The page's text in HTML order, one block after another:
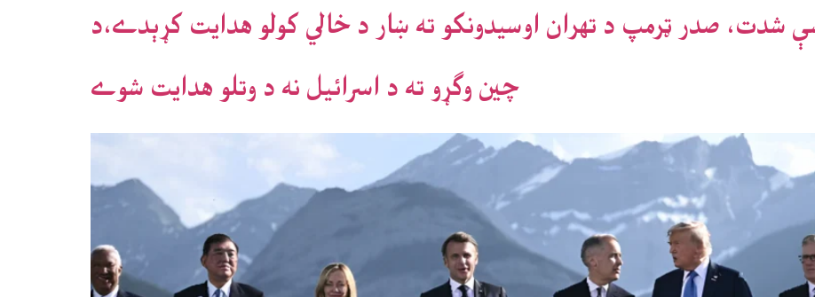
شدت، صدر ټرمپ د تهران اوسيدونکو ته ښار د خالي کولو هدايت کړېدے،د
چين وګړو ته د اسرائيل نه د وتلو هدايت شوے